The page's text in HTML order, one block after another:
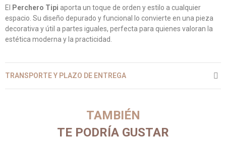
El Perchero Tipi aporta un toque de orden y estilo a cualquier
espacio. Su diseño depurado y funcional lo convierte en una pieza
decorativa y útil a partes iguales, perfecta para quienes valoran la
estética moderna y la practicidad.
TRANSPORTE Y PLAZO DE ENTREGA
TAMBIÉN
TE PODRÍA GUSTAR